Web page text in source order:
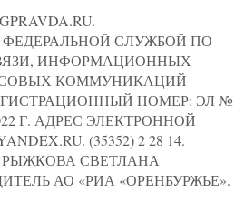
СЛУЖБОЙ ПО
ИНФОРМАЦИОННЫХ
КОММУНИКАЦИЙ
НОМЕР: ЭЛ №
Г. АДРЕС ЭЛЕКТРОННОЙ
(35352) 2 28 14.
СВЕТЛАНА
АО «РИА «ОРЕНБУРЖЬЕ».